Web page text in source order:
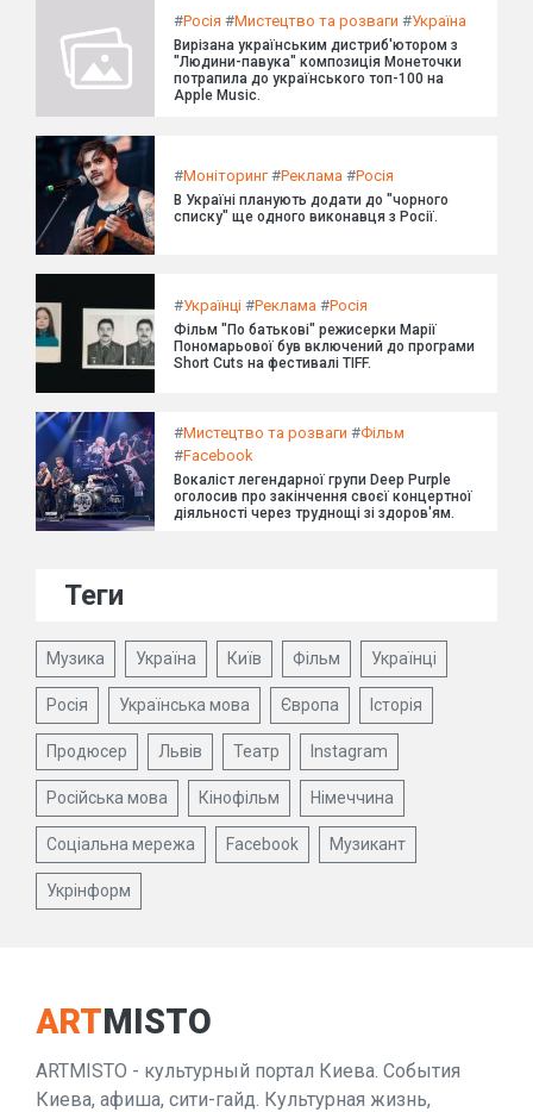
#Росія #Мистецтво та розваги #Україна
Вирізана українським дистриб'ютором з
"Людини-павука" композиція Монеточки
потрапила до українського топ-100 на
Apple Music.
#Моніторинг#Реклама #Росія
В Україні планують додати до "чорного
списку" ще одного виконавця з Росії.
#Українці #Реклама #Росія
Фільм "По батькові" режисерки Марії
Пономарьової був включений до програми
Short Cuts на фестивалі TIFF.
#Мистецтво та розваги #Фільм
#Facebook
Вокаліст легендарної групи Deep Purple
оголосив про закінчення своєї концертної
діяльності через труднощі зі здоров'ям.
Теги
Музика Україна Київ Фільм Українці
Росія Українська мова Європа Історія
Продюсер Львів Театр Instagram
Російська мова Кінофільм Німеччина
Соціальна мережа Facebook Музикант
Укрінформ
ARTMISTO
ARTMISTO - культурный портал Киева. События
Киева, афиша, сити-гайд. Культурная жизнь,